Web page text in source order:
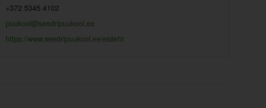
+372 5345 4102
puukool@seedripuukool.ee
https://www.seedripuukool.ee/esileht